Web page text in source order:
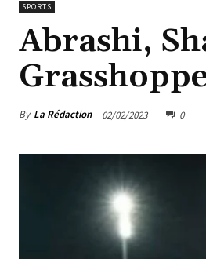
SPORTS
Abrashi,
By La Rédaction 02/02/2023 0